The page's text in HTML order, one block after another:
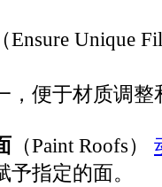
（Ensure Unique
，便于材质调整
（Paint Roofs）
指定的面。